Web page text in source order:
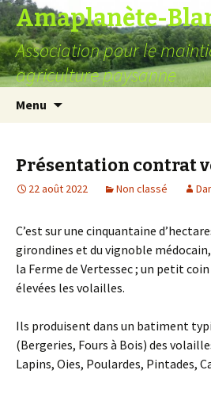
Amaplanète-
Association pour le
agriculture paysanne
Menu
Présentation contrat
22 août 2022 Non classé
C’est sur une cinquantaine
girondines et du vignoble médocain,
la Ferme de Vertessec ; un petit
élevées les volailles.
Ils produisent dans un batiment
(Bergeries, Fours à Bois) des
Lapins, Oies, Poulardes, Pintades,